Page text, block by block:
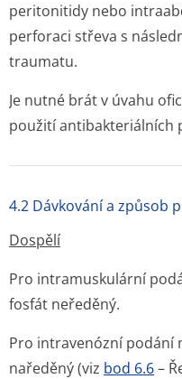
peritonitidy nebo
perforaci střeva s
traumatu.
Je nutné brát v úvahu
použití antibakteriálních
4.2 Dávkování a způsob
Dospělí
Pro intramuskulární
fosfát neředěný.
Pro intravenózní podání
naředěný (viz bod 6.6–